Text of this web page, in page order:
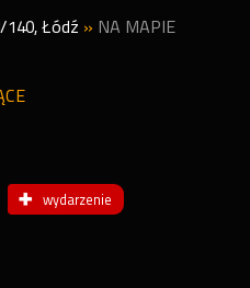
140,Łódź » NA MAPIE
wydarzenie